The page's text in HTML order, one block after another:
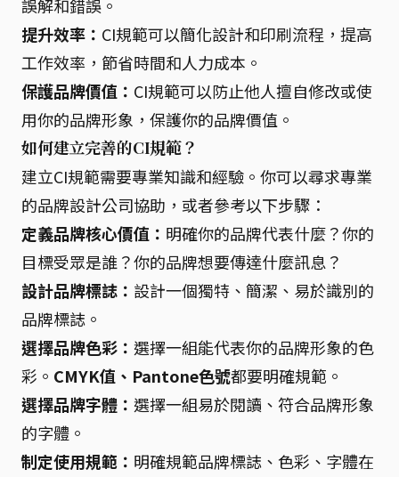
誤解和錯誤。
提升效率： CI規範可以簡化設計和印刷流程，提高
工作效率，節省時間和人力成本。
保護品牌價值： CI規範可以防止他人擅自修改或使
用你的品牌形象，保護你的品牌價值。
如何建立完善的CI規範？
建立CI規範需要專業知識和經驗。你可以尋求專業
的品牌設計公司協助，或者參考以下步驟：
定義品牌核心價值： 明確你的品牌代表什麼？你的
目標受眾是誰？你的品牌想要傳達什麼訊息？
設計品牌標誌： 設計一個獨特、簡潔、易於識別的
品牌標誌。
選擇品牌色彩： 選擇一組能代表你的品牌形象的色
彩。 CMYK值、Pantone色號都要明確規範。
選擇品牌字體： 選擇一組易於閱讀、符合品牌形象
的字體。
制定使用規範： 明確規範品牌標誌、色彩、字體在